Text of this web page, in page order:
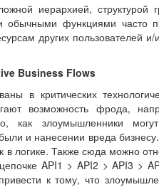
иерархией,
функциями часто
других пользователей
Business Flows
в критических
возможность фрода,
как злоумышленники
и нанесении вреда
логике. Также сюда можно
API1 > API2 > API3 >
к тому, что